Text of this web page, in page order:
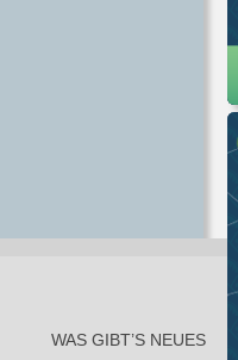
WAS GIBT’S NEUES